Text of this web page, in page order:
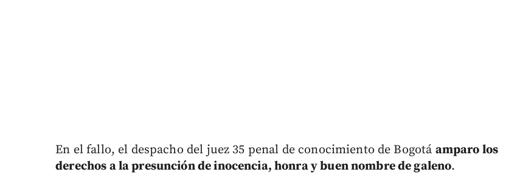
En el fallo, el despacho del juez 35 penal de conocimiento de Bogotá amparo los
derechos a la presunción de inocencia, honra y buen nombre de galeno.